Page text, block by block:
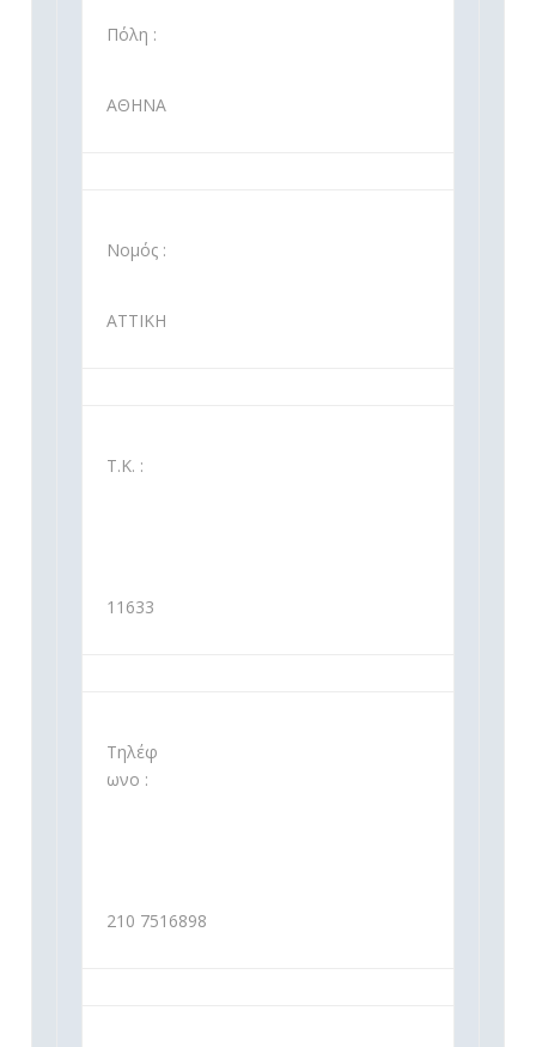
Πόλη :
ΑΘΗΝΑ
Νομός :
ΑΤΤΙΚΗ
Τ.Κ. :
11633
Τηλέφ
ωνο :
210 7516898